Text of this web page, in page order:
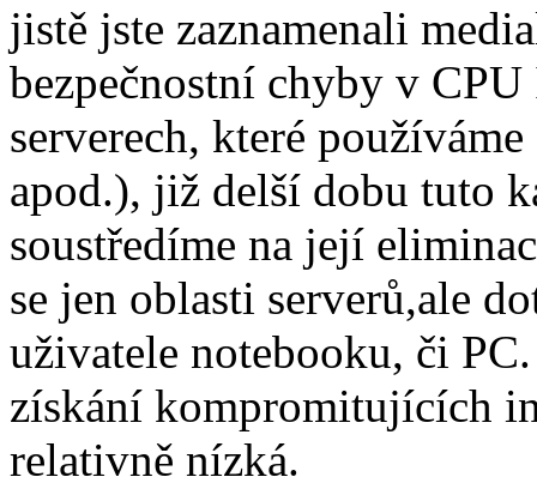
jistě jste zaznamenali
bezpečnostní chyby v
serverech, které
apod.), již delší dobu tuto
soustředíme na její
se jen oblasti serverů,ale
uživatele notebooku, či
získání kompromitujících
relativně nízká.